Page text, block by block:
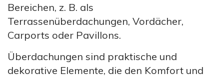
Bereichen, z. B. als
Terrassenüberdachungen, Vordächer,
Carports oder Pavillons.
Überdachungen sind praktische und
dekorative Elemente, die den Komfort und